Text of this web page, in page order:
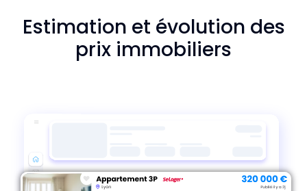
Estimation et évolution des
prix immobiliers